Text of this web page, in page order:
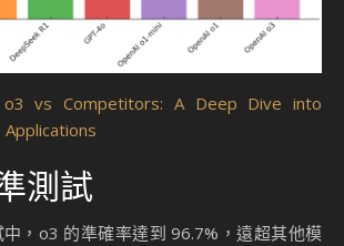
o3 vs Competitors: A Deep Dive into
測試
，o3 的準確率達到 96.7%，遠超其他模